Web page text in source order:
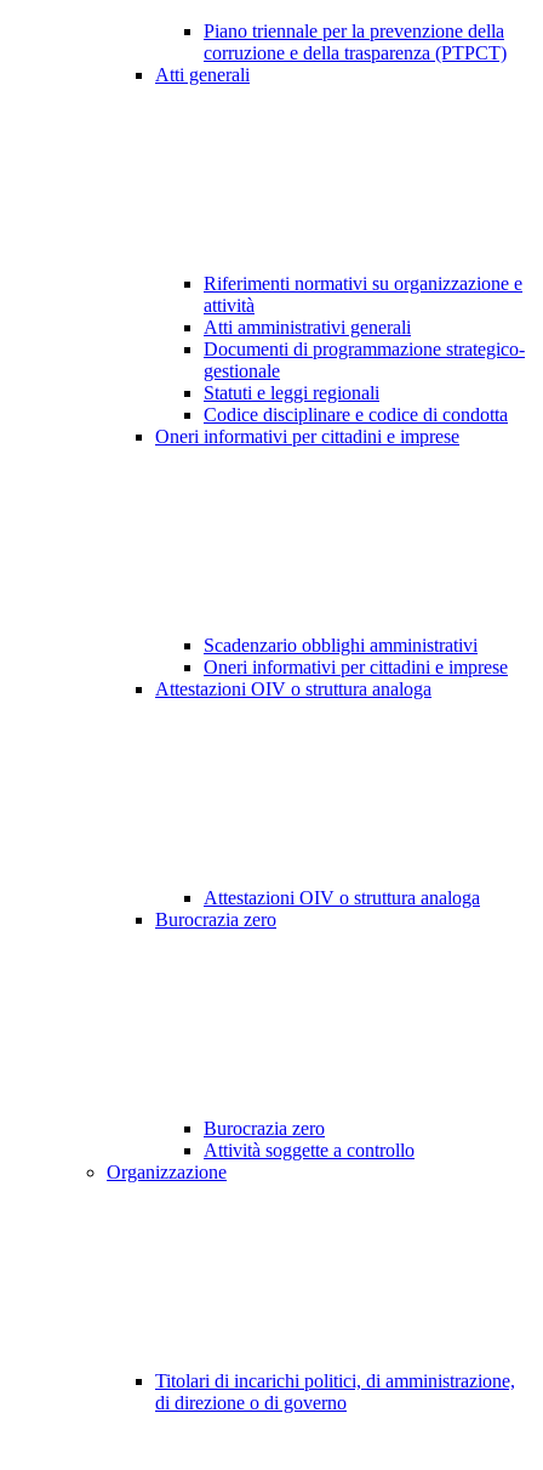
Piano triennale per la prevenzione della
corruzione e della trasparenza (PTPCT)
Atti generali
Riferimenti normativi su organizzazione e
attività
Atti amministrativi generali
Documenti di programmazione strategico-
gestionale
Statuti e leggi regionali
Codice disciplinare e codice di condotta
Oneri informativi per cittadini e imprese
Scadenzario obblighi amministrativi
Oneri informativi per cittadini e imprese
Attestazioni OIV o struttura analoga
Attestazioni OIV o struttura analoga
Burocrazia zero
Burocrazia zero
Attività soggette a controllo
Organizzazione
Titolari di incarichi politici, di amministrazione,
di direzione o di governo